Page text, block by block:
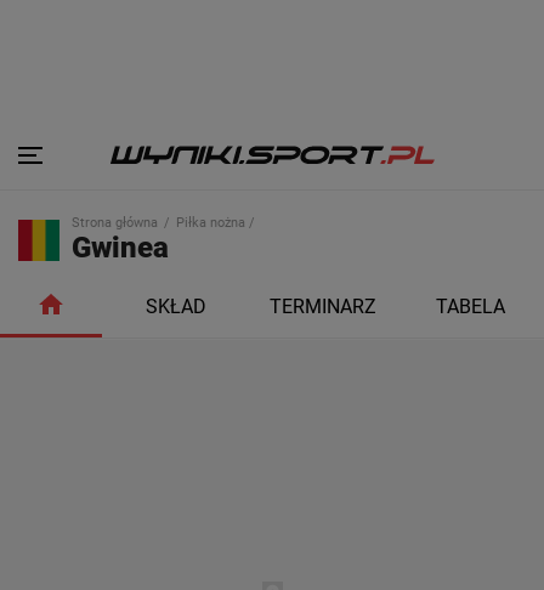
Strona główna Piłka nożna /
Gwinea
SKŁAD TERMINARZ TABELA